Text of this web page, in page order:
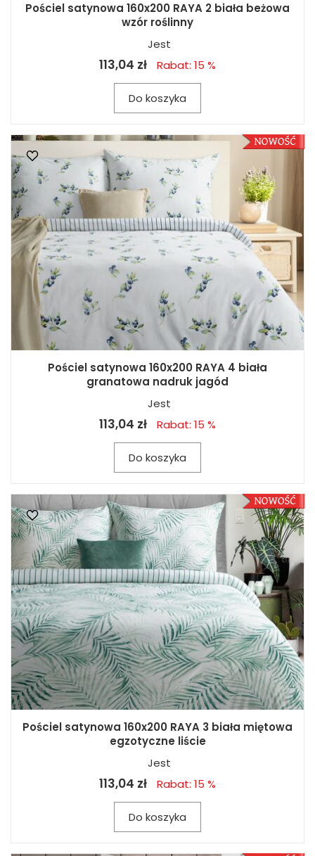
Pościel satynowa 160x200 RAYA 2 biała beżowa
wzór roślinny
Jest
113,04 zł Rabat: 15 %
Do koszyka
Pościel satynowa 160x200 RAYA 4 biała
granatowa nadruk jagód
Jest
113,04 zł Rabat: 15 %
Do koszyka
Pościel satynowa 160x200 RAYA 3 biała miętowa
egzotyczne liście
Jest
113,04 zł Rabat: 15 %
Do koszyka